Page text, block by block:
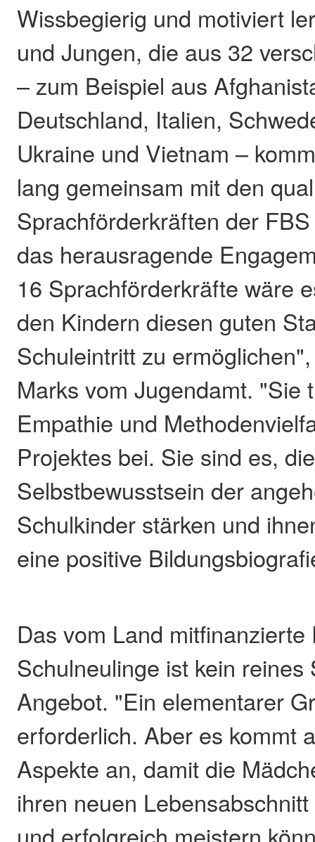
Wissbegierig und motiviert
und Jungen, die aus 32
– zum Beispiel aus
Deutschland, Italien,
Ukraine und Vietnam –
lang gemeinsam mit den
Sprachförderkräften der
das herausragende
16 Sprachförderkräfte wäre
den Kindern diesen guten
Schuleintritt zu
Marks vom Jugendamt. "Sie
Empathie und
Projektes bei. Sie sind es,
Selbstbewusstsein der
Schulkinder stärken und
eine positive
Das vom Land mitfinanzierte
Schulneulinge ist kein reines
Angebot. "Ein elementarer
erforderlich. Aber es kommt
Aspekte an, damit die
ihren neuen
und erfolgreich meistern